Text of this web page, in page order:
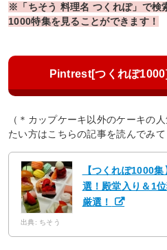
※「ちそう 料理名 つくれぽ」で検
1000特集を見ることができます！
Pintrest[つくれぽ
（＊カップケーキ以外のケーキの
たい方はこちらの記事を読んでみて
【つくれぽ1000
選！殿堂入り＆1
厳選！
出典: ちそう